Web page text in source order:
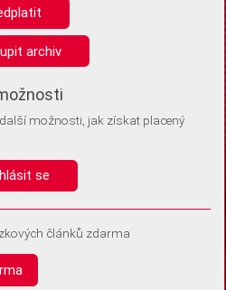
jedná o stejné zařízení, a
do vašeho zařízení, abychom se
je kdykoli později upravit ve Správě
archiv
možnosti, jak získat placený
se
článků zdarma